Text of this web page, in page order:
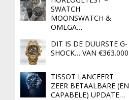
SWATCH
MOONSWATCH &
OMEGA…
DIT IS DE DUURSTE G-
SHOCK… VAN €363.000
TISSOT LANCEERT
ZEER BETAALBARE (EN
CAPABELE) UPDATE…